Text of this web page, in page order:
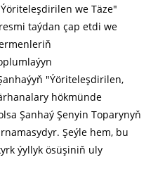
we Täze"
taýdan çap etdi we
"Ýöriteleşdirilen,
hökmünde
Şanhaý Şenyin Toparynyň
Şeýle hem, bu
ýyllyk ösüşiniň uly